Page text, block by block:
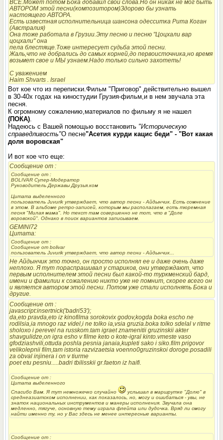
ВСЕ.Может потом Бока добавил свои слова.Но он никак не мог быть
АВТОРОМ этой песни(композитором)Здорово бы узнать
настоящего АВТОРА.
Есть известная исполнительница шансона одесситка Рита Коган
(Австралия)
Она тоже работала в Грузии.Эту песню и песню "Цоцхали вар
цоцхали" она
пела блестяще.Тоже интересует судьба этой песни.
Жаль,что не добрались до самых корней,до первоисточника,но время
возьмет свое и МЫ узнаем.Надо только сильно захотеть!
С уважением
Haim Shvarts . Israel
Вот кое что из переписки.Фильм "Приговор" действительно вышел
в 30-40х годах на киностудии Грузия-фильм,и в нем звучала эта
песня.
К огромному сожалению,материалов по фильму я не нашел
(ПОКА).
Надеюсь с Вашей помощью восстановить "Историческую
справедливость"О песне"Асетия курди кацис беди" - "Вот какая
доля воровская"
И вот кое что еще:
Сообщение от :
Сообщение от :
BOLIVAR Супер-Модератор
Руководитель Державы Друзья.ком
Цитата выделенного
пользователь Juvurik утверждает, что автор песни - Айдынчик. Есть сомнение
в этом. В альбоме ретро-записей, которым мы располагаем, есть тюремная
песня "Милая мама". Но текст там совершенно не тот, что в "Доле
воровской". Однако в поиск вариантов записываем.
GEMINI72
Цитата:
Сообщение от :
Сообщение от bolivar
пользователь Juvurik утверждает, что автор песни - Айдынчик...
Не Айдынчик это точно, он просто исполнял ее и даже очень даже
неплохо. Я тут пораспрашивал у стариков, они утверждают, что
первым исполнителем этой песни был какой-то туркменский бард,
имени и фамилии к сожалению никто уже не помнит, скорее всего он
и является автором этой песни. Потом уже стали исполнять Бока и
другие.
Сообщение от :
javascript:insertnick('badri53');
da,eto pravda,eto iz kinofilma sorokovix godov,kogda boka escho ne
rodilsia,ia mnogo raz videl,i ne tolko ia,vsia gruzia.boka tolko sdelal v ritme
sholoxo i perevel na russkom.tam igraet znamenitii gruzinskii akter
shavgulidze,on igra esho v filme keto o kote-igral kinto.vmeste vaso
gfodziashvili,ottuda poshla pesnia janaia,kupleti sako i siko.film prigovor
velikolepnii film,tam istoria razvizaetsia voenno0gruzinskoi doroge.posadili
za obval injinera i on v tiurme
poet etu pesniu.....badri tbilisskii gr.faeton iz haifi.
Сообщение от :
Цитата выделенного
Спасибо Вам. Я тут немножечко случайно
услышал в маршрутке "Долю" в
среднеазиатском исполнении, как показалось, но, могу и ошибаться - увы, не
знаток национальных инструментов и манеры исполнения. Звучала она
медленно, тягуче, основную тему играла флейта или дудочка. Вряд ли смогу
найти именно ту, но у Вас здесь не менее интересные варианты.
Сообщение от :